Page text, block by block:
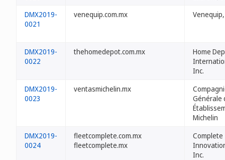
DMX2019-
0021
venequip.com.mx Venequip,
DMX2019-
0022
thehomedepot.com.mx
Home
Inc.
DMX2019-
0023
ventasmichelin.mx
Générale
Michelin
DMX2019-
0024
fleetcomplete.com.mx
fleetcomplete.mx
Complete
Inc.